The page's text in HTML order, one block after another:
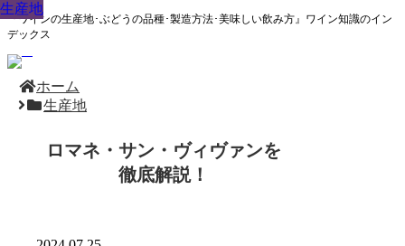
『ワインの生産地･ぶどうの品種･製造方法･美味しい飲み方』ワイン知識のイン
デックス
ホーム
生産地
ロマネ・サン・ヴィヴァンを
徹底解説！
生産地
生産地
生産地
生産地
生産地
生産地
生産地
生産地
生産地